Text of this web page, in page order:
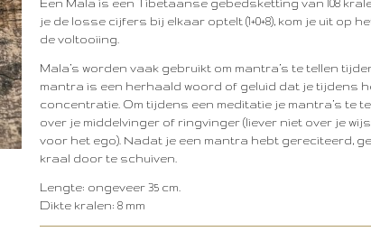
Een Mala is een Tibetaanse gebedsketting van 108
je de losse cijfers bij elkaar optelt (1+0+8), kom je uit op
de voltooiing.
Mala’s worden vaak gebruikt om mantra’s te tellen
mantra is een herhaald woord of geluid dat je tijdens
concentratie. Om tijdens een meditatie je mantra’s te
over je middelvinger of ringvinger (liever niet over je
voor het ego). Nadat je een mantra hebt gereciteerd,
kraal door te schuiven.
Lengte: ongeveer 35 cm.
Dikte kralen: 8 mm